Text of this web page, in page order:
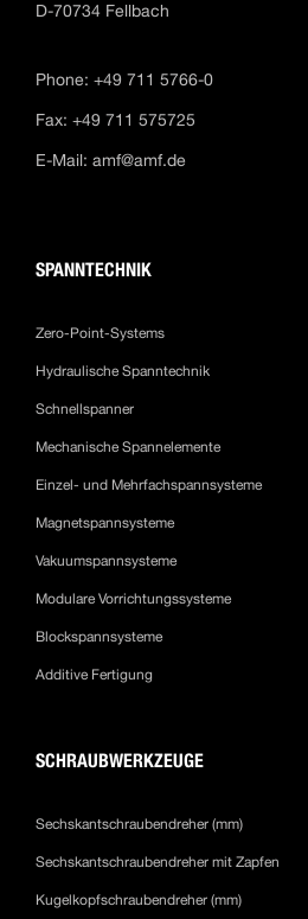
D-70734 Fellbach
Phone: +49 711 5766-0
Fax: +49 711 575725
E-Mail: amf@amf.de
SPANNTECHNIK
Zero-Point-Systems
Hydraulische Spanntechnik
Schnellspanner
Mechanische Spannelemente
Einzel- und Mehrfachspannsysteme
Magnetspannsysteme
Vakuumspannsysteme
Modulare Vorrichtungssysteme
Blockspannsysteme
Additive Fertigung
SCHRAUBWERKZEUGE
Sechskantschraubendreher (mm)
Sechskantschraubendreher mit Zapfen
Kugelkopfschraubendreher (mm)